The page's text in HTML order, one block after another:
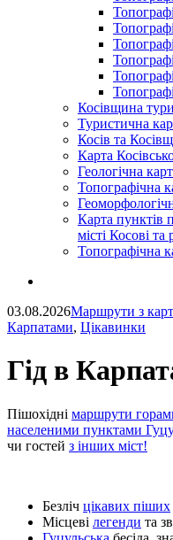
Косівщина
Туристична
Косів та
Карта
Геологічна
Топографічна
Карта пунктів
місті Косові та
Топографічна
03.08.2026Маршрути з
Карпатами, Цікавинки
Гід в
Пішохідні маршрути
населеними пунктами
чи гостей з інших міст!
Безліч цікавих піших
Місцеві легенди та